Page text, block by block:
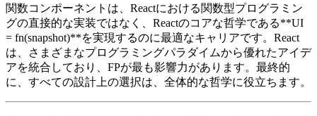
関数コンポーネントは、Reactにおける関数型プログラミン
グの直接的な実装ではなく、Reactのコアな哲学である**UI
= fn(snapshot)**を実現するのに最適なキャリアです。React
は、さまざまなプログラミングパラダイムから優れたアイデ
アを統合しており、FPが最も影響力があります。最終的
に、すべての設計上の選択は、全体的な哲学に役立ちます。